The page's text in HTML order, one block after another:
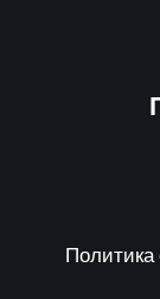
Политика